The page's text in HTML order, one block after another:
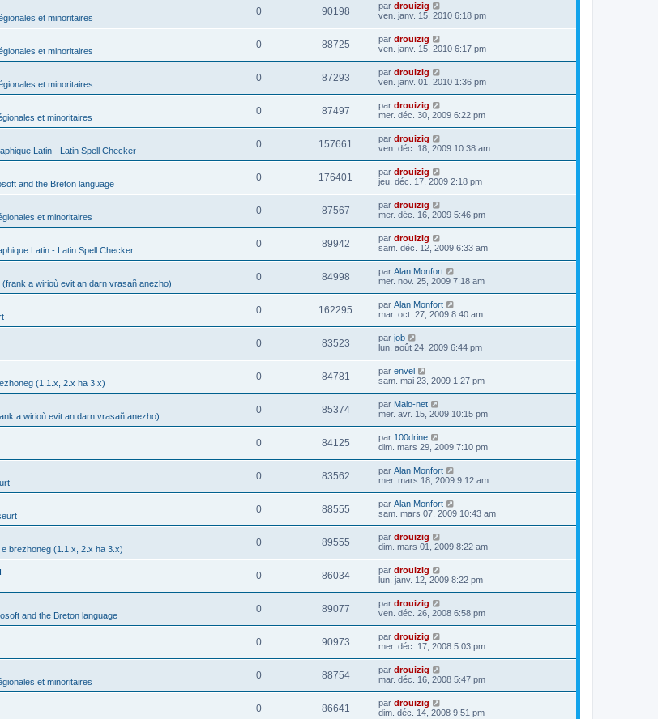
et minoritaires
0 90198 par drouizig
ven. janv. 15, 2010 6:18 pm
et minoritaires
0 88725 par drouizig
ven. janv. 15, 2010 6:17 pm
et minoritaires
0 87293 par drouizig
ven. janv. 01, 2010 1:36 pm
et minoritaires
0 87497 par drouizig
mer. déc. 30, 2009 6:22 pm
Latin - Latin Spell Checker
0 157661 par drouizig
ven. déc. 18, 2009 10:38 am
and the Breton language
0 176401 par drouizig
jeu. déc. 17, 2009 2:18 pm
et minoritaires
0 87567 par drouizig
mer. déc. 16, 2009 5:46 pm
Latin - Latin Spell Checker
0 89942 par drouizig
sam. déc. 12, 2009 6:33 am
a wirioù evit an darn vrasañ anezho)
0 84998 par Alan Monfort
mer. nov. 25, 2009 7:18 am
0 162295 par Alan Monfort
mar. oct. 27, 2009 8:40 am
0 83523 par job
lun. août 24, 2009 6:44 pm
(1.1.x, 2.x ha 3.x)
0 84781 par envel
sam. mai 23, 2009 1:27 pm
a wirioù evit an darn vrasañ anezho)
0 85374 par Malo-net
mer. avr. 15, 2009 10:15 pm
0 84125 par 100drine
dim. mars 29, 2009 7:10 pm
0 83562 par Alan Monfort
mer. mars 18, 2009 9:12 am
0 88555 par Alan Monfort
sam. mars 07, 2009 10:43 am
brezhoneg (1.1.x, 2.x ha 3.x)
0 89555 par drouizig
dim. mars 01, 2009 8:22 am
0 86034 par drouizig
lun. janv. 12, 2009 8:22 pm
and the Breton language
0 89077 par drouizig
ven. déc. 26, 2008 6:58 pm
0 90973 par drouizig
mer. déc. 17, 2008 5:03 pm
et minoritaires
0 88754 par drouizig
mar. déc. 16, 2008 5:47 pm
0 86641 par drouizig
dim. déc. 14, 2008 9:51 pm